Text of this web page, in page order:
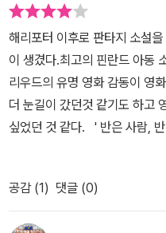
를 믿지 않겠지만, 순수한 아이
고 이런 이상한 상황에서도 평
들의 입장에서 더 공감하며 읽
터 내니>시리즈는 리들리 스콧
다. 그만큼 흥미진진한 전개와
올 여름 아이와 함께 신나는 모
자! *출판사로부터 도서를 제
터가 자신들을 잡아먹지 않는다
아이들
터 내니와 첫날을 보내며 친해
뛰쳐나가 숲속을 달리기 시작
고프고 그랬던 것 같다. 그런데
생각하며 패티는 집으로 데려
병이 있는 척 연기를 해 몬스터
위기가 찾아온다. 이웃인 오스
들이 남는다. 이상한 행동을 하
을 일들을 하기 시작하는 아이
조바심이 나기 시작했다. 하지
이 아니다. 마을에 다른 집에서
하다. 무슨 일이 일어나고 있다
떠올랐다. 책을 읽기 전 보았던
읽고 난 후 본 표지는 긴장감
터의 표정과는 상반되는 아이들
는 2권에서 어떻게 이어질지
해리포터 이후로 판타지 소설
이 생겼다.최고의 핀란드 아동
리우드의 유명 영화 감동이 영
더 눈길이 갔던것 같기도 하고
싶었던 것 같다. ' 반은 사람, 반은 몬스터라고요? ' 여름방학 첫날,
헬맨가의 세 남매에게 몬스터
스터의 존재를 누구에게 알려서
터의 등장, 도대체 어떤 존재인걸까? 아이들은 제 각각
공감 (1) 댓글 (0)